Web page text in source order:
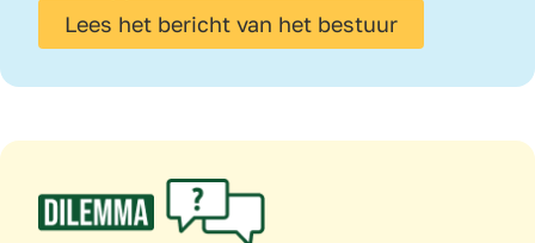
Lees het bericht van het bestuur